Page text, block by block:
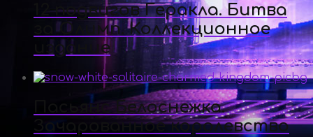
12 подвигов Геракла. Битва
за Олимп. Коллекционное
издание
Пасьянс Белоснежка.
Зачарованное королевство